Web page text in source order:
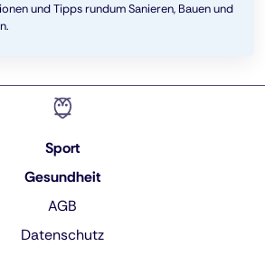
und Tipps rundum Sanieren, Bauen und
Sport
Gesundheit
AGB
Datenschutz